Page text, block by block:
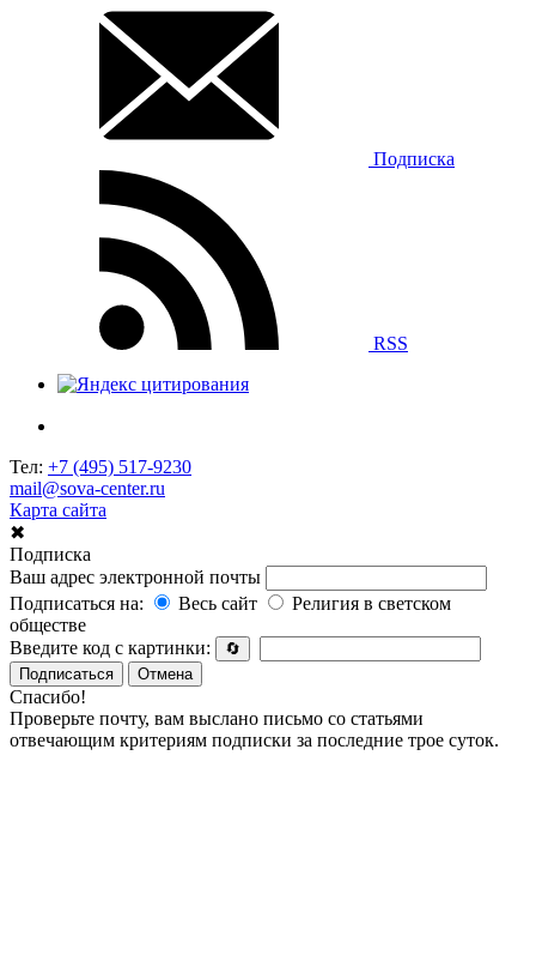
Подписка
RSS
Тел: +7 (495) 517-9230
mail@sova-center.ru
Карта сайта
✖
Подписка
Ваш адрес электронной почты
Подписаться на:
Весь сайт
Религия в светском
обществе
Введите код с картинки:
🔄
Подписаться
Отмена
Спасибо!
Проверьте почту, вам выслано письмо со статьями
отвечающим критериям подписки за последние трое суток.